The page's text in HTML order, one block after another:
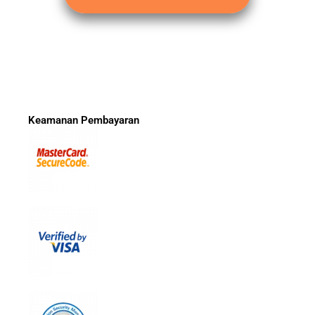
Keamanan Pembayaran